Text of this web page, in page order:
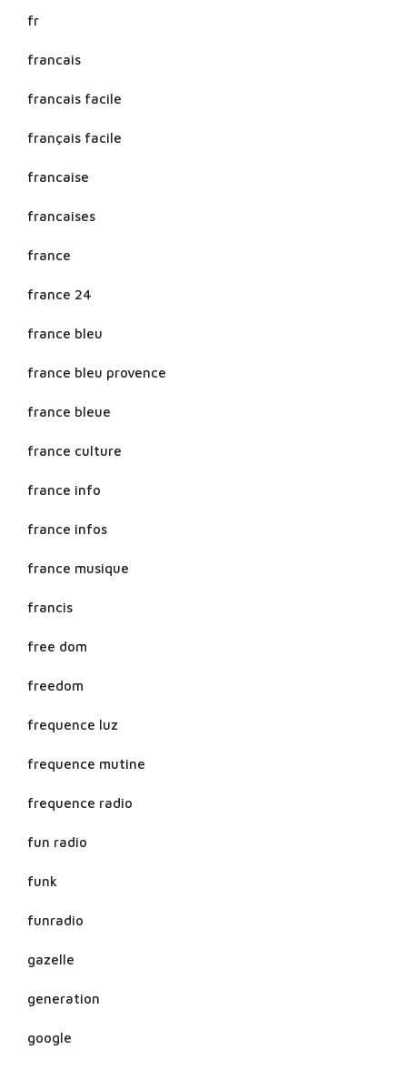
fr
francais
francais facile
français facile
francaise
francaises
france
france 24
france bleu
france bleu provence
france bleue
france culture
france info
france infos
france musique
francis
free dom
freedom
frequence luz
frequence mutine
frequence radio
fun radio
funk
funradio
gazelle
generation
google